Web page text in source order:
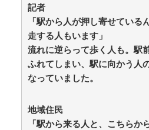
同志社生徒「ほぼ全員が変更希
徒の意思尊重せず抗議船に乗せ
発生」→ / anaguro - 総合
NEW!
海外「世界で日本を死守する
れたちびっ子集団が世界をメロ
NEW! (8/7 12:30)
韓国裁判所、「慰安婦を侮辱
GANTZ1巻、よく見たら終わ
とめMAP(総合) NEW! (8/7 12:05)
記者
「駅から人が押し寄せている
走する人もいます」
流れに逆らって歩く人も。駅
ふれてしまい、駅に向かう人
なっていました。
地域住民
「駅から来る人と、こちらか